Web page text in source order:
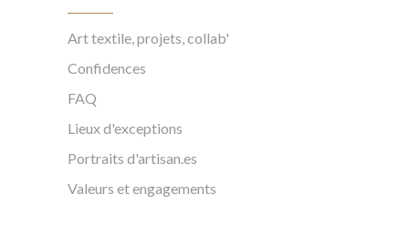
Art textile, projets, collab'
Confidences
FAQ
Lieux d'exceptions
Portraits d'artisan.es
Valeurs et engagements